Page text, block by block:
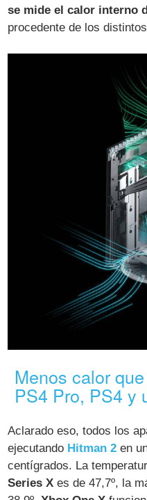
se mide el calor interno
procedente de los
Menos calor
PS4 Pro, PS4 y
Aclarado eso, todos los
ejecutando Hitman 2 en
centígrados. La
Series X es de 47,7º, la